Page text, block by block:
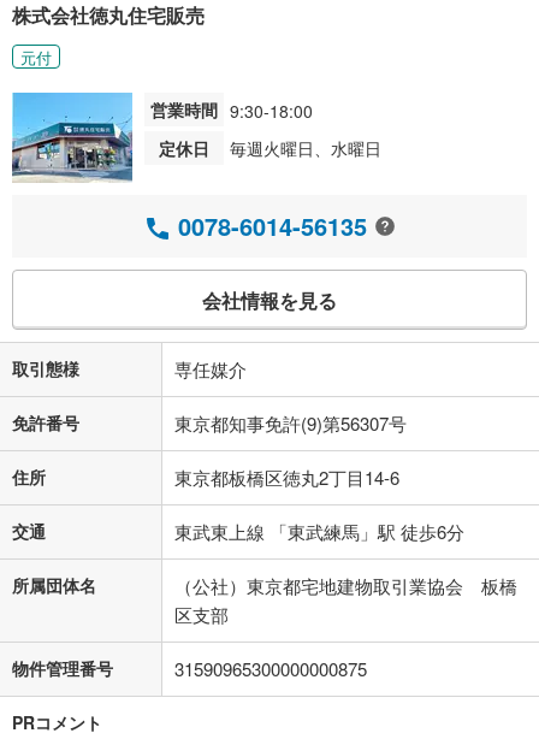
株式会社徳丸住宅販売
元付
営業時間 9:30-18:00
定休日
毎週火曜日、水曜日
0078-6014-56135
会社情報を見る
取引態様 専任媒介
免許番号 東京都知事免許(9)第56307号
住所 東京都板橋区徳丸2丁目14-6
交通 東武東上線 「東武練馬」駅 徒歩6分
所属団体名
（公社）東京都宅地建物取引業協会 板橋
区支部
物件管理番号 31590965300000000875
PRコメント